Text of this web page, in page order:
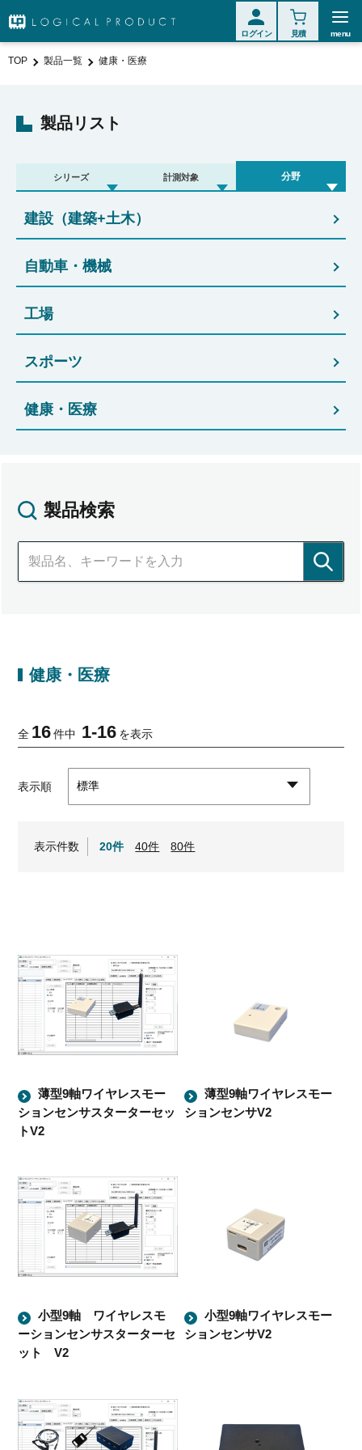
ログイン 見積 menu
TOP 製品一覧 健康・医療
製品リスト
シリーズ 計測対象 分野
建設（建築+土木）
自動車・機械
工場
スポーツ
健康・医療
製品検索
健康・医療
全 16 件中 1-16 を表示
表示順
表示件数 20件 40件 80件
薄型9軸ワイヤレスモー
ションセンサスターターセッ
トV2
薄型9軸ワイヤレスモー
ションセンサV2
小型9軸 ワイヤレスモ
ーションセンサスターターセ
ット V2
小型9軸ワイヤレスモー
ションセンサV2